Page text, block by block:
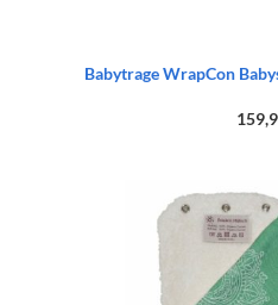
Babytrage WrapCon